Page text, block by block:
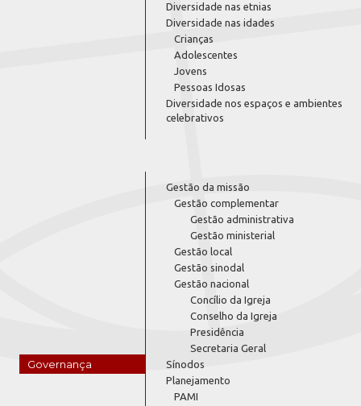
Diversidade nas etnias
Diversidade nas idades
Crianças
Adolescentes
Jovens
Pessoas Idosas
Diversidade nos espaços e ambientes
celebrativos
Governança
Gestão da missão
Gestão complementar
Gestão administrativa
Gestão ministerial
Gestão local
Gestão sinodal
Gestão nacional
Concílio da Igreja
Conselho da Igreja
Presidência
Secretaria Geral
Sínodos
Planejamento
PAMI